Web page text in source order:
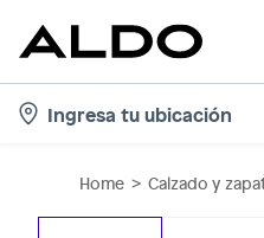
Ingresa tu ubicación
Home Calzado y